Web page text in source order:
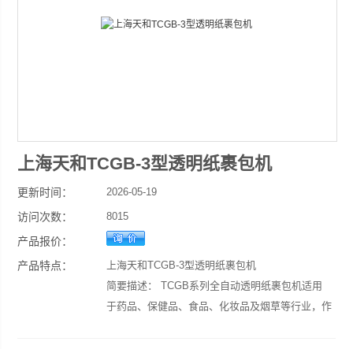
上海天和TCGB-3型透明纸裹包机
更新时间： 2026-05-19
访问次数： 8015
产品报价：
产品特点：
上海天和TCGB-3型透明纸裹包机
简要描述： TCGB系列全自动透明纸裹包机适用
于药品、保健品、食品、化妆品及烟草等行业，作